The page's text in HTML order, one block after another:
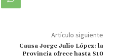
Artículo siguiente
Causa Jorge Julio López: la
Provincia ofrece hasta $10